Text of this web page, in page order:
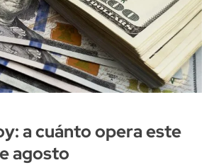
a cuánto opera este
agosto